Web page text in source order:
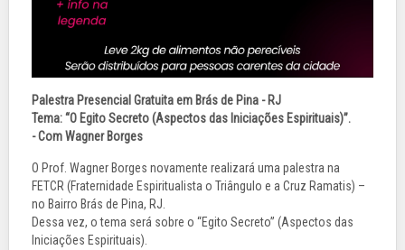
Palestra Presencial Gratuita em Brás de Pina - RJ
Tema: “O Egito Secreto (Aspectos das Iniciações Espirituais)”.
- Com Wagner Borges
O Prof. Wagner Borges novamente realizará uma palestra na
FETCR (Fraternidade Espiritualista o Triângulo e a Cruz Ramatis) –
no Bairro Brás de Pina, RJ.
Dessa vez, o tema será sobre o “Egito Secreto” (Aspectos das
Iniciações Espirituais).